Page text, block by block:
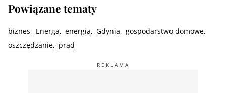
Powiązane tematy
biznes Energa energia Gdynia
gospodarstwo domowe
oszczędzanie
prąd